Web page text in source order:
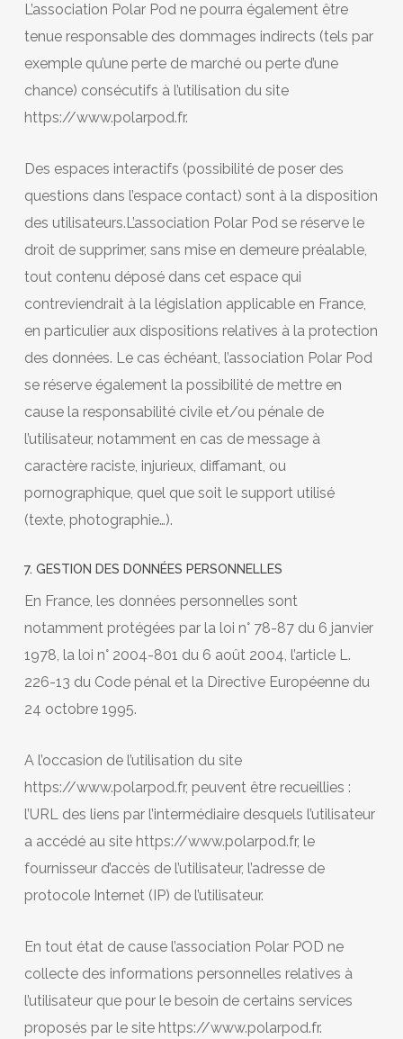
L’association Polar Pod ne pourra également être
tenue responsable des dommages indirects (tels par
exemple qu’une perte de marché ou perte d’une
chance) consécutifs à l’utilisation du site
https://www.polarpod.fr.
Des espaces interactifs (possibilité de poser des
questions dans l’espace contact) sont à la disposition
des utilisateurs.L’association Polar Pod se réserve le
droit de supprimer, sans mise en demeure préalable,
tout contenu déposé dans cet espace qui
contreviendrait à la législation applicable en France,
en particulier aux dispositions relatives à la protection
des données. Le cas échéant, l’association Polar Pod
se réserve également la possibilité de mettre en
cause la responsabilité civile et/ou pénale de
l’utilisateur, notamment en cas de message à
caractère raciste, injurieux, diffamant, ou
pornographique, quel que soit le support utilisé
(texte, photographie…).
7. GESTION DES DONNÉES PERSONNELLES
En France, les données personnelles sont
notamment protégées par la loi n° 78-87 du 6 janvier
1978, la loi n° 2004-801 du 6 août 2004, l’article L.
226-13 du Code pénal et la Directive Européenne du
24 octobre 1995.
A l’occasion de l’utilisation du site
https://www.polarpod.fr, peuvent être recueillies :
l’URL des liens par l’intermédiaire desquels l’utilisateur
a accédé au site https://www.polarpod.fr, le
fournisseur d’accès de l’utilisateur, l’adresse de
protocole Internet (IP) de l’utilisateur.
En tout état de cause l’association Polar POD ne
collecte des informations personnelles relatives à
l’utilisateur que pour le besoin de certains services
proposés par le site https://www.polarpod.fr.